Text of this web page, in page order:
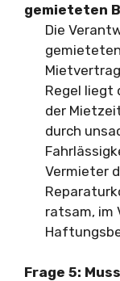
gemieteten
Die
Regel liegt
der
durch
Vermieter
ratsam, im
Frage 5: